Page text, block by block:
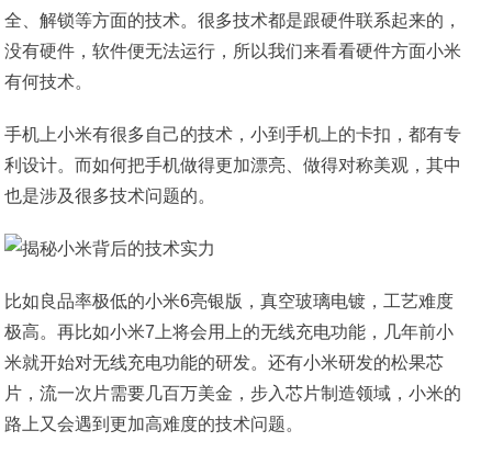
全、解锁等方面的技术。很多技术都是跟硬件联系起来的，
没有硬件，软件便无法运行，所以我们来看看硬件方面小米
有何技术。
手机上小米有很多自己的技术，小到手机上的卡扣，都有专
利设计。而如何把手机做得更加漂亮、做得对称美观，其中
也是涉及很多技术问题的。
比如良品率极低的小米6亮银版，真空玻璃电镀，工艺难度
极高。再比如小米7上将会用上的无线充电功能，几年前小
米就开始对无线充电功能的研发。还有小米研发的松果芯
片，流一次片需要几百万美金，步入芯片制造领域，小米的
路上又会遇到更加高难度的技术问题。